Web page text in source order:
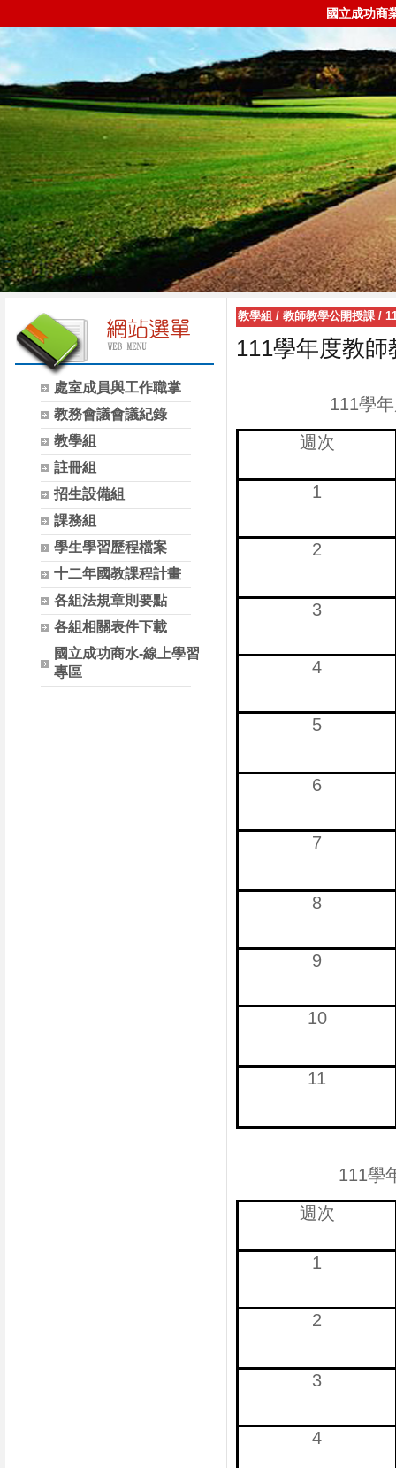
國立成功商
處室成員與工作職掌
教務會議會議紀錄
教學組
註冊組
招生設備組
課務組
學生學習歷程檔案
十二年國教課程計畫
各組法規章則要點
各組相關表件下載
國立成功商水-線上學習
專區
教學組 / 教師教學公開授課 /
111學年度教
111學
週次
1
2
3
4
5
6
7
8
9
10
11
111學
週次
1
2
3
4